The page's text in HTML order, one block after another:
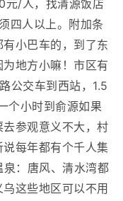
元/人，找清源饭店
四人以上。附加条
小巴车的，到了东
地方小嘛！市区有
公交车到西站，1.5
个小时到俞源如果
参观意义不大，村
每年都有个千人集
：唐风、清水湾都
这些地区可以不用